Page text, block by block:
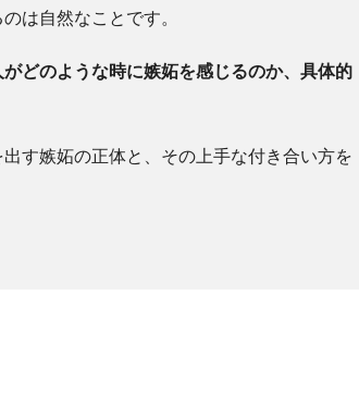
は自然なことです。
どのような時に嫉妬を感じるのか、具体的
す嫉妬の正体と、その上手な付き合い方を